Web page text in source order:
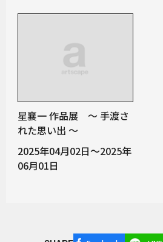
星襄一 作品展 ～ 手渡さ
れた思い出 ～
2025年04月02日～2025年
06月01日